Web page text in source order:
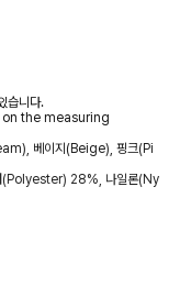
습니다.
the measuring
베이지(Beige), 핑크(Pi
(Polyester) 28%, 나일론(Ny